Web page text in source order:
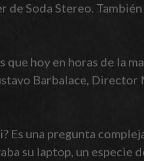
Soda Stereo.
hoy en horas de la
Barbalace, Director
Es una pregunta
su laptop, un especie